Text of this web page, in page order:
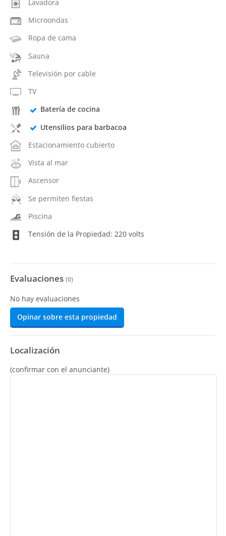
Lavadora
Microondas
Ropa de cama
Sauna
Televisión por cable
TV
Batería de cocina
Utensilios para barbacoa
Estacionamiento cubierto
Vista al mar
Ascensor
Se permiten fiestas
Piscina
Tensión de la Propiedad: 220 volts
Evaluaciones (0)
No hay evaluaciones
Opinar sobre esta propiedad
Localización
(confirmar con el anunciante)